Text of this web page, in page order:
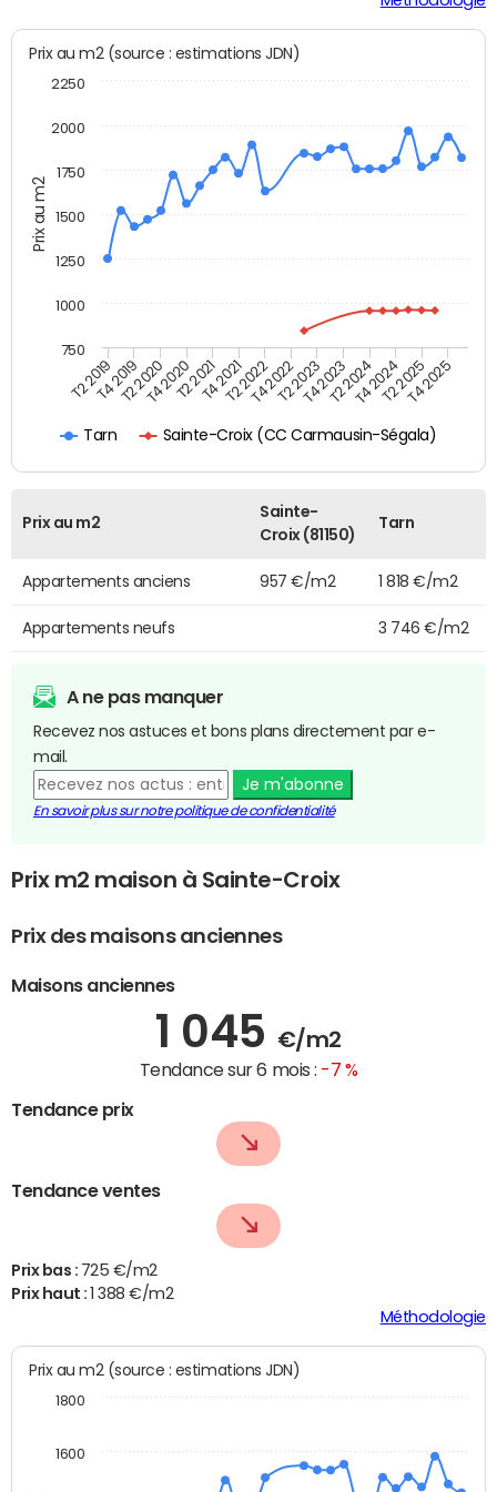
Prix au m2
Prix au m2 (source : estimations JDN)
Tarn Sainte-Croix (CC Carmausin-Ségala)
T2 2019T4 2019T2 2020T4 2020T2 2021T4 2021T2 2022T4 2022T2 2023T4 2023T2 2024T4 2024T2 2025T4 2025
750
1000
1250
1500
1750
2000
2250
Prix au m2
Sainte-
Croix (81150)
Tarn
Appartements anciens 957 €/m2 1 818 €/m2
Appartements neufs 3 746 €/m2
A ne pas manquer
Recevez nos astuces et bons plans directement par e-
mail.
Je m'abonne
En savoir plus sur notre politique de confidentialité
Prix m2 maison à Sainte-Croix
Prix des maisons anciennes
Maisons anciennes
1 045 €/m2
Tendance sur 6 mois : -7 %
Tendance prix
Tendance ventes
Prix bas : 725 €/m2
Prix haut :
1 388 €/m2
Méthodologie
Prix au m2 (source : estimations JDN)
1600
1800